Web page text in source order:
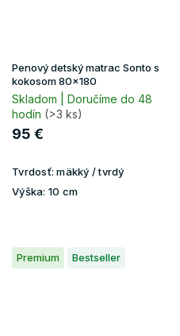
Penový detský matrac Sonto s
kokosom 80x180
Skladom | Doručíme do 48
hodín (>3 ks)
95 €
Tvrdosť: mäkký / tvrdý
Výška: 10 cm
Premium Bestseller